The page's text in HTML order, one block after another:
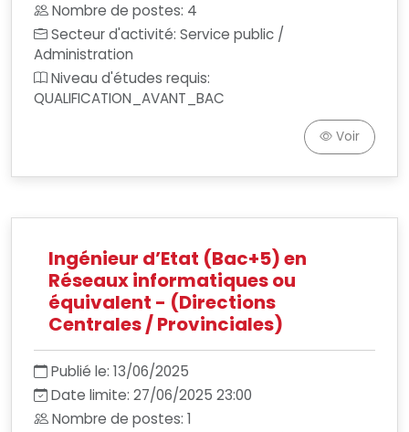
Nombre de postes: 4
Secteur d'activité: Service public /
Administration
Niveau d'études requis:
QUALIFICATION_AVANT_BAC
Voir
Ingénieur d’Etat (Bac+5) en
Réseaux informatiques ou
équivalent - (Directions
Centrales / Provinciales)
Publié le: 13/06/2025
Date limite: 27/06/2025 23:00
Nombre de postes: 1